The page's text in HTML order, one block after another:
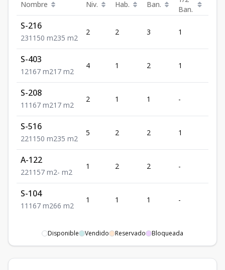
Nombre Niv. Hab. Ban.
Ban.
S-216
231 150 m235 m2
2 2 3 1
S-403
1 21 67 m217 m2
4 1 2 1
S-208
1 1 1 67 m217 m2
2 1 1 -
S-516
221 150 m235 m2
5 2 2 1
A-122
221 157 m2- m2
1 2 2 -
S-104
1 1 1 67 m266 m2
1 1 1 -
Disponible Vendido Reservado Bloqueada